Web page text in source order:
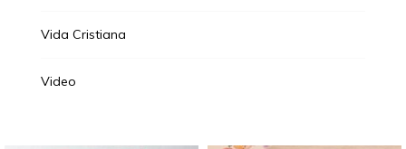
Vida Cristiana
Video